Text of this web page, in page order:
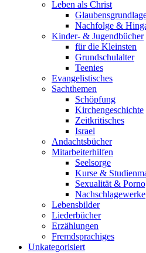
Leben als Christ
Nachfolge &
Kinder- & Jugendbücher
für die Kleinsten
Grundschulalter
Teenies
Evangelistisches
Sachthemen
Schöpfung
Kirchengeschichte
Zeitkritisches
Israel
Andachtsbücher
Mitarbeiterhilfen
Seelsorge
Kurse &
Sexualität &
Nachschlagewerke
Lebensbilder
Liederbücher
Erzählungen
Fremdsprachiges
Unkategorisiert